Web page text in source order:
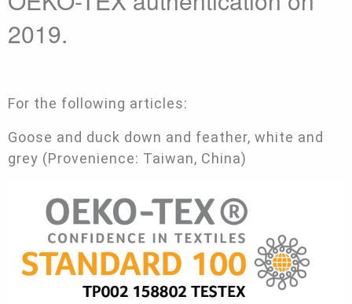
2019.
For the following articles:
Goose and duck down and feather, white and
grey (Provenience: Taiwan, China)